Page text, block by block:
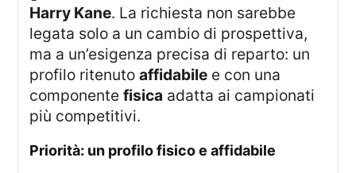
Harry Kane. La richiesta non sarebbe
legata solo a un cambio di prospettiva,
ma a un’esigenza precisa di reparto: un
profilo ritenutoaffidabile e con una
componentefisica adatta ai campionati
più competitivi.
priorità: un profilo fisico e affidabile